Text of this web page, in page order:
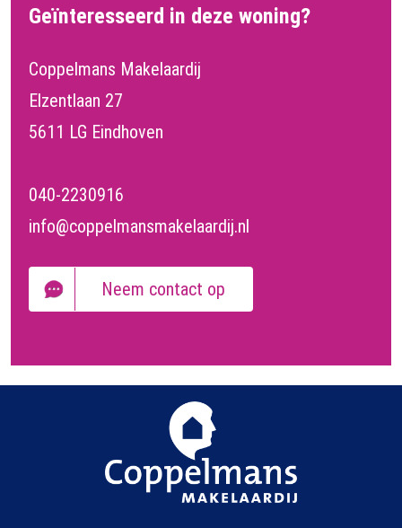
Geïnteresseerd in deze woning?
Coppelmans Makelaardij
Elzentlaan 27
5611 LG Eindhoven
040-2230916
info@coppelmansmakelaardij.nl
Neem contact op